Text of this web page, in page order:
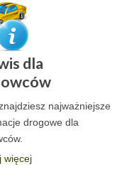
dla
najważniejsze
drogowe dla
więcej